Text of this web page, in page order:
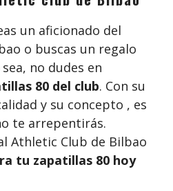
un aficionado del
o buscas un regalo
no dudes en
80 del club. Con su
y su concepto , es
te arrepentirás.
Athletic Club de Bilbao
tu zapatillas 80 hoy